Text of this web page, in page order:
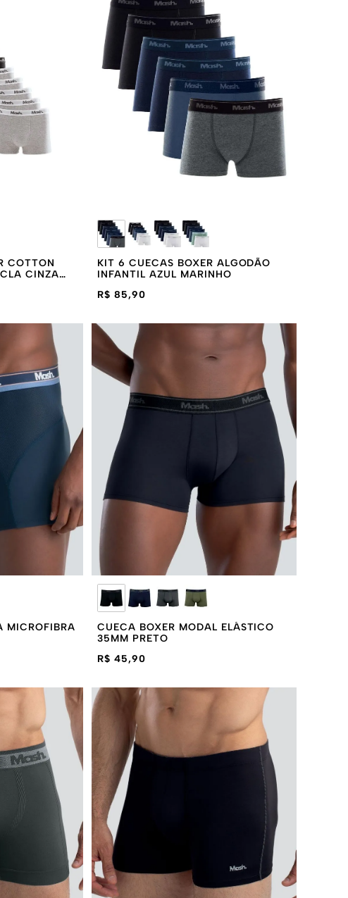
COTTON
CINZA
KIT 6 CUECAS BOXER ALGODÃO
INFANTIL AZUL MARINHO
R$ 85,90
MICROFIBRA
CUECA BOXER MODAL ELÁSTICO
35MM PRETO
R$ 45,90